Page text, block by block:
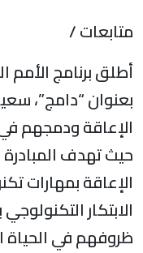
متابعات /
أطلق برنامج الأمم
بعنوان “دامج”،
الإعاقة ودمجهم في
حيث تهدف المبادرة
الإعاقة بمهارات
الابتكار
ظروفهم في الحياة